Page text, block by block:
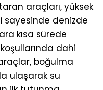
araçları, yüksek
sayesinde denizde
kısa sürede
dahi
boğulma
ulaşarak su